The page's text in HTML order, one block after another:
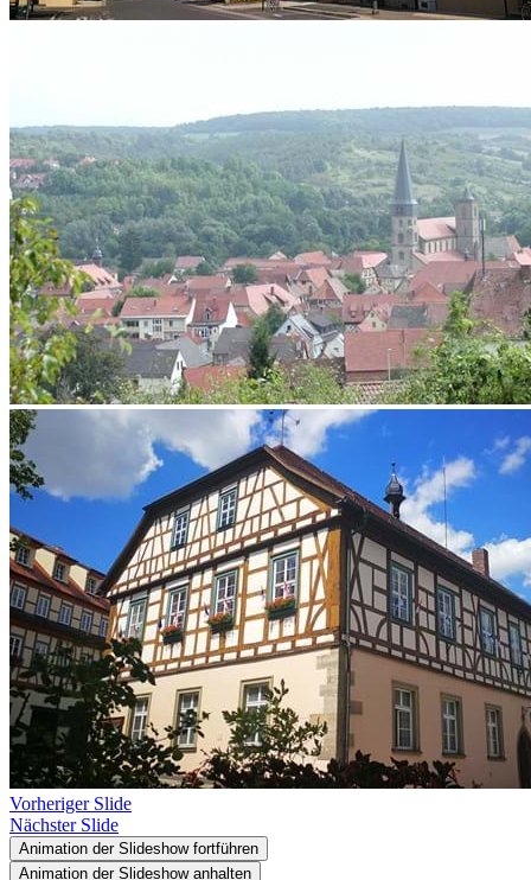
Vorheriger Slide
Nächster Slide
Animation der Slideshow fortführen
Animation der Slideshow anhalten